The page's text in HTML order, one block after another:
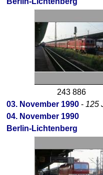
243 886
03. November 1990 - 125
04. November 1990
Berlin-Lichtenberg